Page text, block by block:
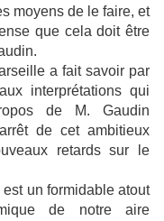
moyens de le faire, et
que cela doit être
a fait savoir par
interprétations qui
de M. Gaudin
de cet ambitieux
retards sur le
un formidable atout
de notre aire